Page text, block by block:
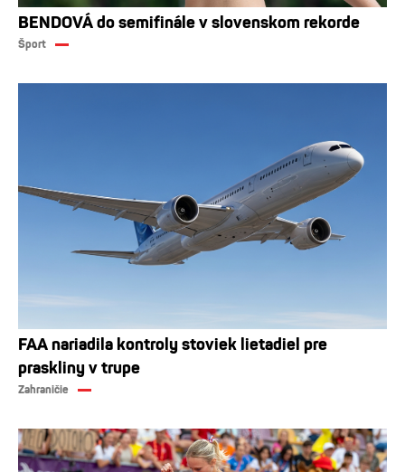
BENDOVÁ do semifinále v slovenskom rekorde
Šport
FAA nariadila kontroly stoviek lietadiel pre
praskliny v trupe
Zahraničie